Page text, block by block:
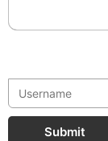
Submit